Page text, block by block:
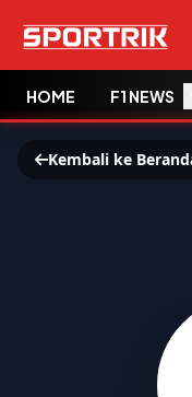
HOME F1 NEWS
Kembali ke